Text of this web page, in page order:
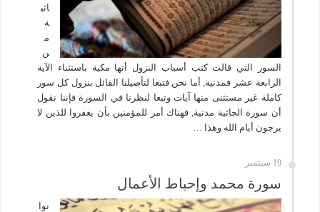
اثي
ة
م
ن
السور التي قالت كتب أسباب النزول أنها مكية باستثناء الآية
الرابعة عشر فمدنية, أما نحن فتبعا لتأصيلنا القائل بنزول كل سور
كاملة غير مستثنى منها آيات وتبعا لنظرنا في السورة فإننا نقول
أن سورة الجاثية مدنية, فهناك أمر للمؤمنين بأن يغفروا للذين لا
يرجون أيام الله وهذا …
19 سبتمبر
سورة محمد وإحباط الأعمال
نوا